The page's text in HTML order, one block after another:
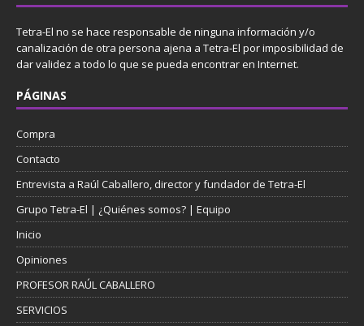
Tetra-El no se hace responsable de ninguna información y/o
canalización de otra persona ajena a Tetra-El por imposibilidad de
dar validez a todo lo que se pueda encontrar en Internet.
PÁGINAS
Compra
Contacto
Entrevista a Raúl Caballero, director y fundador de Tetra-El
Grupo Tetra-El | ¿Quiénes somos? | Equipo
Inicio
Opiniones
PROFESOR RAÚL CABALLERO
SERVICIOS